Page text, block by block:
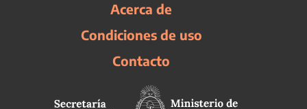
Acerca de
Condiciones de uso
Contacto